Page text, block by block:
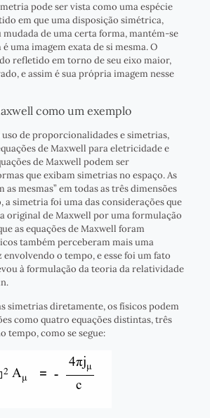
pode ser vista como uma espécie
em que uma disposição simétrica,
de uma certa forma, mantém-se
uma imagem exata de si mesma. O
refletido em torno de seu eixo maior,
e assim é sua própria imagem nesse
como um exemplo
de proporcionalidades e simetrias,
de Maxwell para eletricidade e
de Maxwell podem ser
que exibam simetrias no espaço. As
as mesmas” em todas as três dimensões
a simetria foi uma das considerações que
original de Maxwell por uma formulação
as equações de Maxwell foram
também perceberam mais uma
envolvendo o tempo, e esse foi um fato
à formulação da teoria da relatividade
simetrias diretamente, os físicos podem
como quatro equações distintas, três
tempo, como se segue: